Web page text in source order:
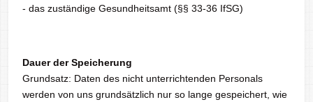
- das zuständige Gesundheitsamt (§§ 33-36 IfSG)
Dauer der Speicherung
Grundsatz: Daten des nicht unterrichtenden Personals
werden von uns grundsätzlich nur so lange gespeichert, wie